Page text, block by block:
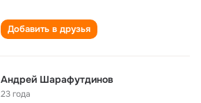
Добавить в друзья
Андрей Шарафутдинов
23 года